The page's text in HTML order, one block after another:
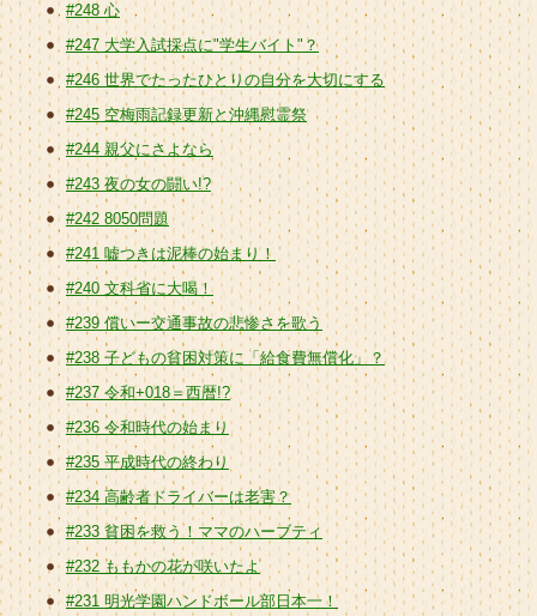
#248 心
#247 大学入試採点に"学生バイト"？
#246 世界でたったひとりの自分を大切にする
#245 空梅雨記録更新と沖縄慰霊祭
#244 親父にさよなら
#243 夜の女の闘い!?
#242 8050問題
#241 嘘つきは泥棒の始まり！
#240 文科省に大喝！
#239 償いー交通事故の悲惨さを歌う
#238 子どもの貧困対策に「給食費無償化」？
#237 令和+018＝西暦!?
#236 令和時代の始まり
#235 平成時代の終わり
#234 高齢者ドライバーは老害？
#233 貧困を救う！ママのハーブティ
#232 ももかの花が咲いたよ
#231 明光学園ハンドボール部日本一！